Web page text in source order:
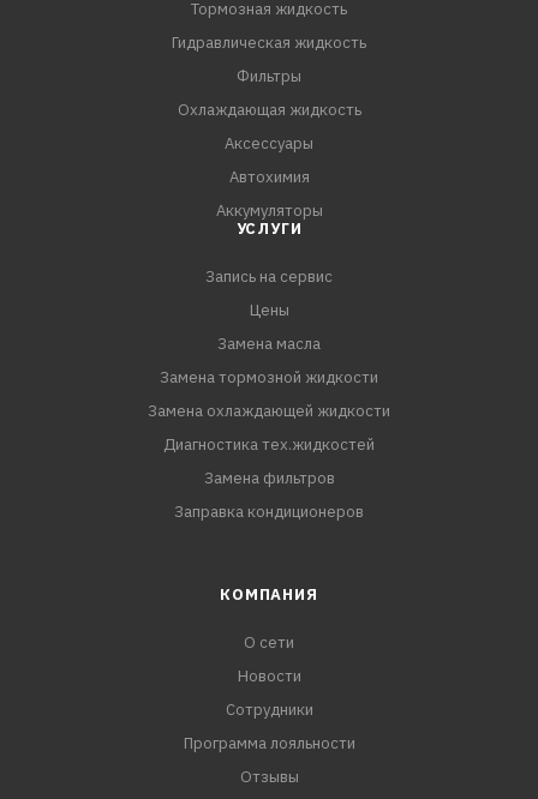
Тормозная жидкость
Гидравлическая жидкость
Фильтры
Охлаждающая жидкость
Аксессуары
Автохимия
Аккумуляторы
УСЛУГИ
Запись на сервис
Цены
Замена масла
Замена тормозной жидкости
Замена охлаждающей жидкости
Диагностика тех.жидкостей
Замена фильтров
Заправка кондиционеров
КОМПАНИЯ
О сети
Новости
Сотрудники
Программа лояльности
Отзывы